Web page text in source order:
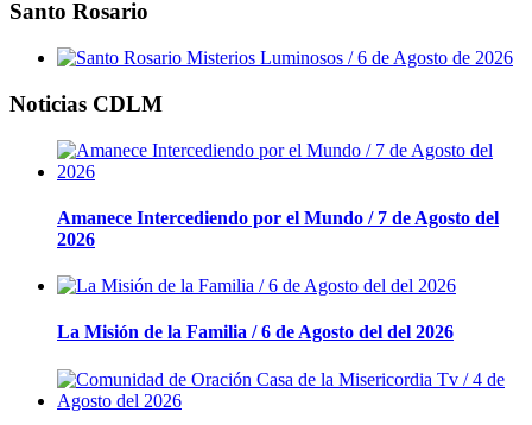
Santo Rosario
Noticias CDLM
Amanece Intercediendo por el Mundo / 7 de Agosto del
2026
La Misión de la Familia / 6 de Agosto del del 2026